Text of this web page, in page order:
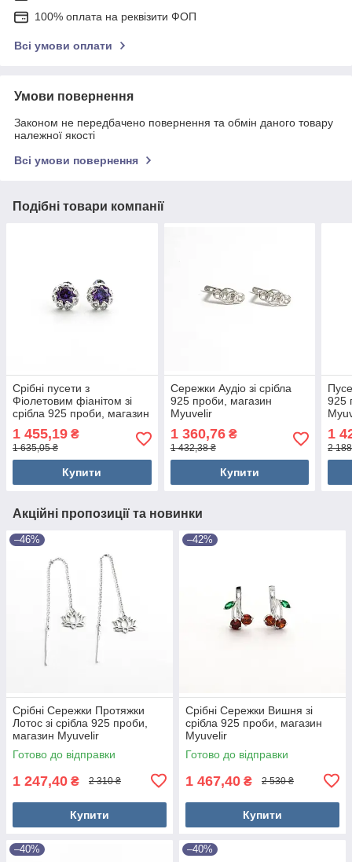
100% оплата на реквізити ФОП
Всі умови оплати
Умови повернення
Законом не передбачено повернення та обмін даного товару
належної якості
Всі умови повернення
Подібні товари компанії
Срібні пусети з
Фіолетовим фіанітом зі
срібла 925 проби, магазин
1 455,19 ₴
1 635,05 ₴
Купити
Сережки Аудіо зі срібла
925 проби, магазин
Myuvelir
1 360,76₴
1 432,38 ₴
Купити
925
1
2
Акційні пропозиції та новинки
–46%
Срібні Сережки Протяжки
Лотос зі срібла 925 проби,
магазин Myuvelir
Готово до відправки
1 247,40 ₴ 2 310 ₴
Купити
–42%
Срібні Сережки Вишня зі
срібла 925 проби, магазин
Myuvelir
Готово до відправки
1 467,40 ₴ 2 530 ₴
Купити
–40% –40%